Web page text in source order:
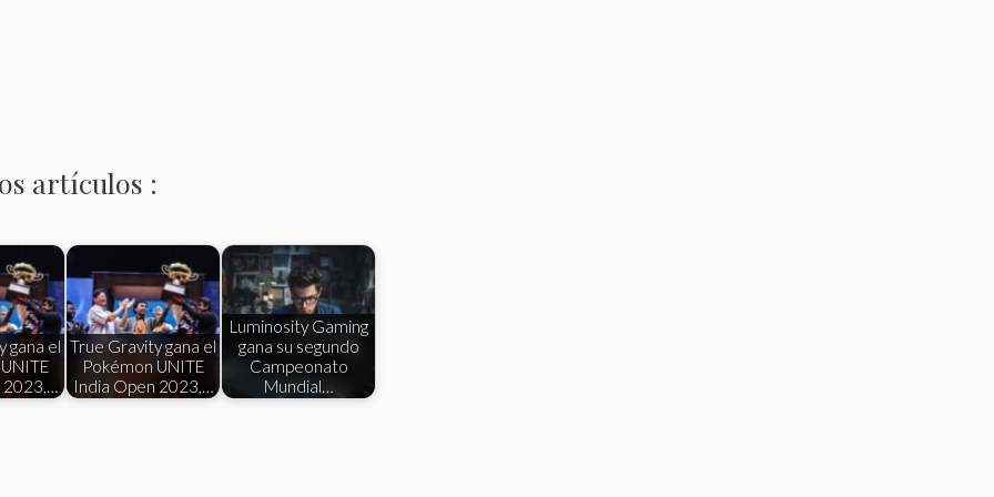
artículos :
gana el
2023,…
True Gravity gana el
Pokémon UNITE
India Open 2023,…
Luminosity Gaming
gana su segundo
Campeonato
Mundial…